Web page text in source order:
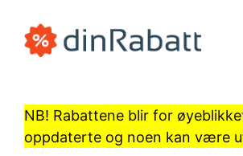
innhold
NB! Rabattene blir for
oppdaterte og noen kan være